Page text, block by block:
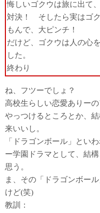
悔しいゴクウは旅に出て
対決！ そしたら実はゴ
もんで、大ピンチ！
だけど、ゴクウは人の心
した。
終わり
ね、フツーでしょ？
高校生らしい恋愛ありー
やっつけるところとか、
来いいし。
「ドラゴンボール」とい
ー学園ドラマとして、結
思う。
ま、その 「ドラゴンボー
けど(笑)
教訓：